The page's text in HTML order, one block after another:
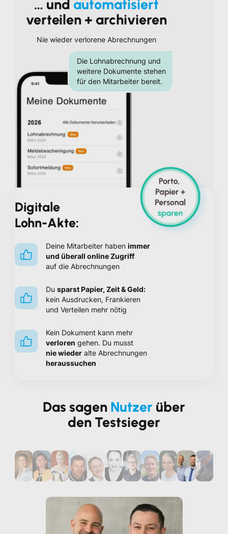
… und automatisiert
verteilen + archivieren
Nie wieder verlorene Abrechnungen
Die Lohnabrechnung und
weitere Dokumente stehen
für den Mitarbeiter bereit.
Digitale
Lohn-Akte:
Deine Mitarbeiter haben immer
und überall online Zugriff
auf die Abrechnungen
Du sparst Papier, Zeit & Geld:
kein Ausdrucken, Frankieren
und Verteilen mehr nötig
Kein Dokument kann mehr
verloren gehen. Du musst
nie wieder alte Abrechnungen
heraussuchen
Das sagen Nutzer über
den Testsieger